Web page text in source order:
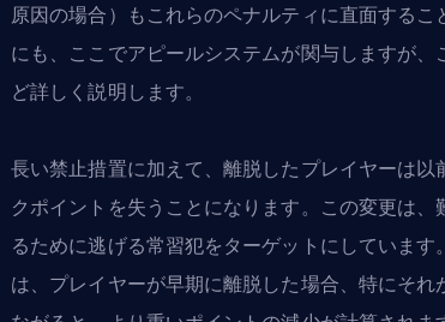
原因の場合）もこれらのペナルティに直面するこ
にも、ここでアピールシステムが関与しますが、
ど詳しく説明します。
長い禁止措置に加えて、離脱したプレイヤーは以
クポイントを失うことになります。この変更は、
るために逃げる常習犯をターゲットにしています
は、プレイヤーが早期に離脱した場合、特にそれ